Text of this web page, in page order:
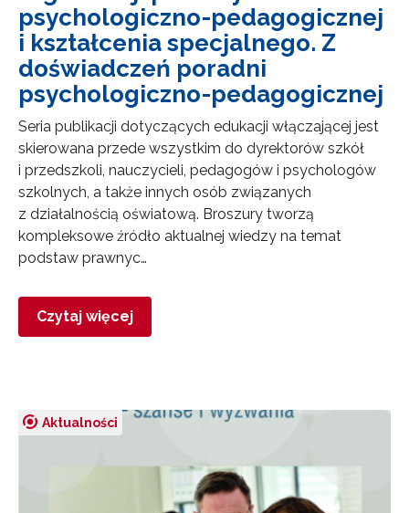
psychologiczno-pedagogicznej
i kształcenia specjalnego. Z
doświadczeń poradni
psychologiczno-pedagogicznej
Seria publikacji dotyczących edukacji włączającej jest
skierowana przede wszystkim do dyrektorów szkół
i przedszkoli, nauczycieli, pedagogów i psychologów
szkolnych, a także innych osób związanych
z działalnością oświatową. Broszury tworzą
kompleksowe źródło aktualnej wiedzy na temat
podstaw prawnyc…
Czytaj więcej
Aktualności
Newsletter ORE
Zapisz się i bądź na bieżąco z najnowszymi
informacjami
o szkoleniach i programach.
Adres e-mail:
osobowych przez ORE w celach marketingowych.